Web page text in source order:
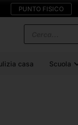
PUNTO FISICO
casa Scuola